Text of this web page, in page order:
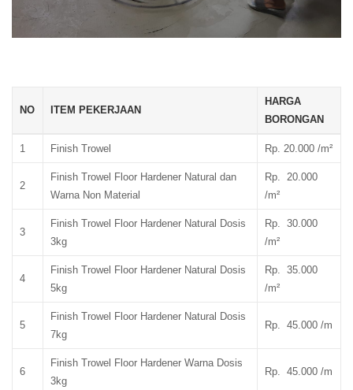
NO ITEM PEKERJAAN
HARGA
BORONGAN
1 Finish Trowel Rp. 20.000 /m²
2
Finish Trowel Floor Hardener Natural dan
Warna Non Material
Rp. 20.000
/m²
3
Finish Trowel Floor Hardener Natural Dosis
3kg
Rp. 30.000
/m²
4
Finish Trowel Floor Hardener Natural Dosis
5kg
Rp. 35.000
/m²
5
Finish Trowel Floor Hardener Natural Dosis
7kg
Rp. 45.000 /m
6
Finish Trowel Floor Hardener Warna Dosis
3kg
Rp. 45.000 /m